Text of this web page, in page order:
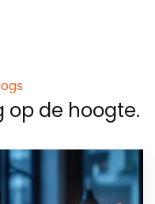
op de hoogte.